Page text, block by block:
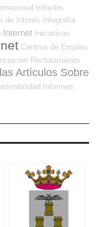
Infojobs
de Interés
Infografía
Internet
Iniciativas
Centros de Empleo
Reclutamiento
Artículos Sobre
Informes